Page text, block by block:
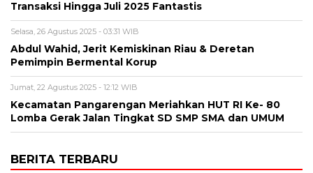
Transaksi Hingga Juli 2025 Fantastis
Selasa, 26 Agustus 2025 - 03:31 WIB
Abdul Wahid, Jerit Kemiskinan Riau & Deretan
Pemimpin Bermental Korup
Jumat, 22 Agustus 2025 - 12:12 WIB
Kecamatan Pangarengan Meriahkan HUT RI Ke- 80
Lomba Gerak Jalan Tingkat SD SMP SMA dan UMUM
BERITA TERBARU